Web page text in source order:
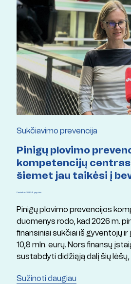
Sukčiavimo prevencija
Pinigų plovimo
kompetencijų
šiemet jau taikėsi į
Paskelbta: 2026 19 gegužės
Pinigų plovimo prevencijos
duomenys rodo, kad 2026 m.
finansiniai sukčiai iš gyventojų
10,8 mln. eurų. Nors finansų
sustabdyti didžiąją dalį šių
Sužinoti daugiau